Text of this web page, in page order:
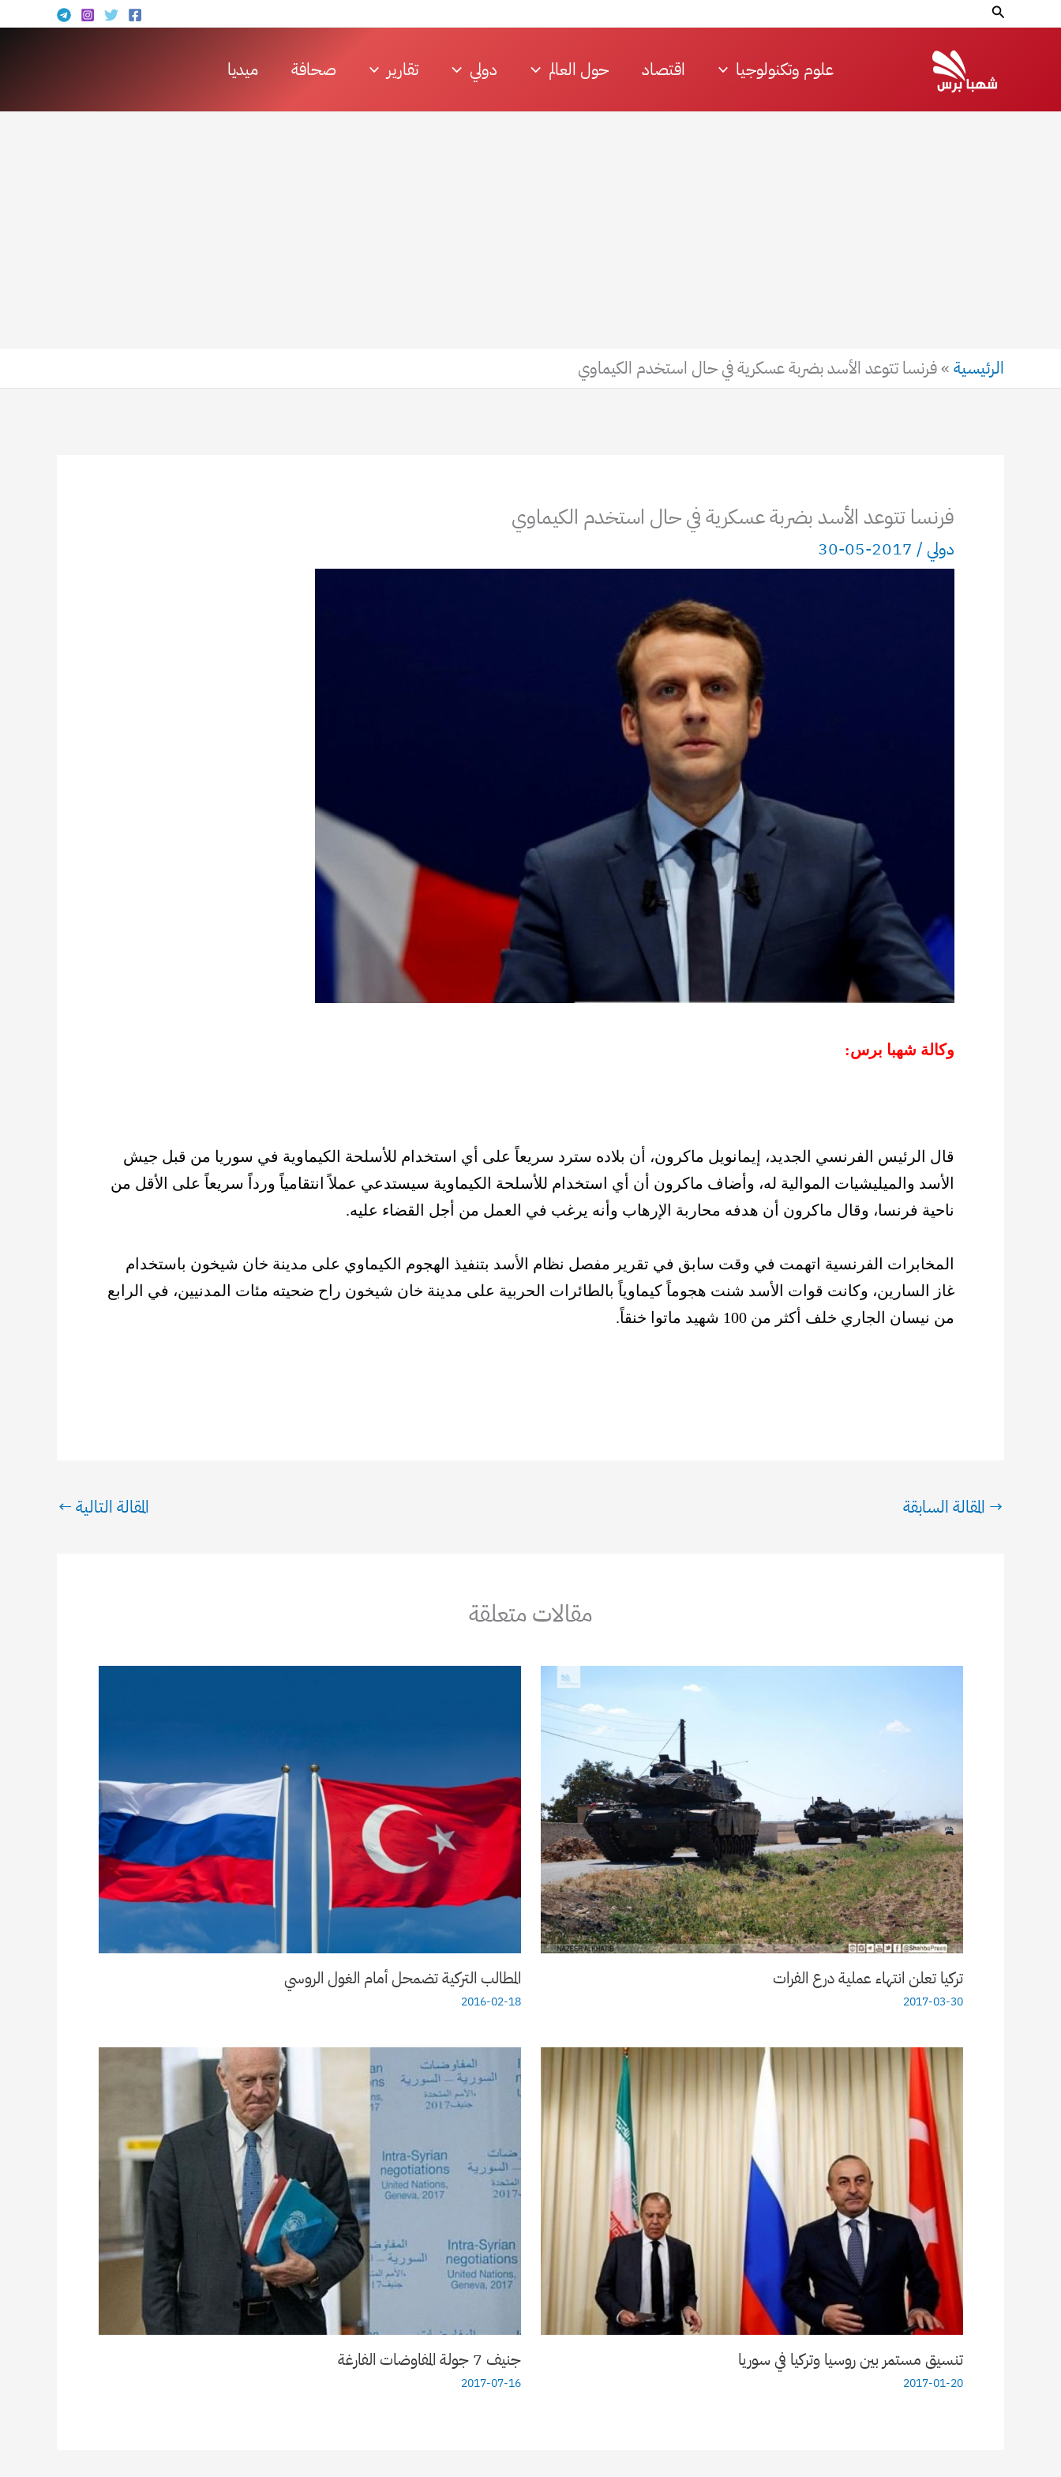
البحث
علوم وتكنولوجيا اقتصاد حول العالم دولي تقارير صحافة ميديا
الرئيسية»فرنسا تتوعد الأسد بضربة عسكرية في حال استخدم الكيماوي
فرنسا تتوعد الأسد بضربة عسكرية في حال استخدم الكيماوي
دولي/
2017-05-30
وكالة شهبا برس:
قال الرئيس الفرنسي الجديد، إيمانويل ماكرون، أن بلاده سترد سريعاً على أي استخدام للأسلحة الكيماوية في سوريا من قبل جيش
الأسد والميليشيات الموالية له، وأضاف ماكرون أن أي استخدام للأسلحة الكيماوية سيستدعي عملاً انتقامياً ورداً سريعاً على الأقل من
ناحية فرنسا، وقال ماكرون أن هدفه محاربة الإرهاب وأنه يرغب في العمل من أجل القضاء عليه.
المخابرات الفرنسية اتهمت في وقت سابق في تقرير مفصل نظام الأسد بتنفيذ الهجوم الكيماوي على مدينة خان شيخون باستخدام
غاز السارين، وكانت قوات الأسد شنت هجوماً كيماوياً بالطائرات الحربية على مدينة خان شيخون راح ضحيته مئات المدنيين، في الرابع
من نيسان الجاري خلف أكثر من 100 شهيد ماتوا خنقاً.
→ المقالة السابقة المقالة التالية←
مقالات متعلقة
تركيا تعلن انتهاء عملية درع الفرات
2017-03-30
المطالب التركية تضمحل أمام الغول الروسي
2016-02-18
تنسيق مستمر بين روسيا وتركيا في سوريا
2017-01-20
جنيف 7 جولة المفاوضات الفارغة
2017-07-16